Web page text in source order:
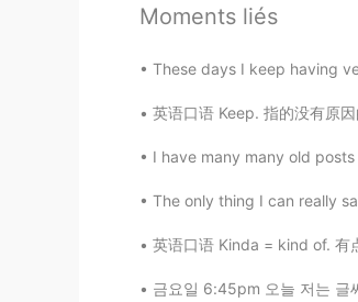
Re Rieko
Moments liés
These days I keep having
英语口语 Keep. 指的没有原
I have many many old
The only thing I can really
英语口语 Kinda = kind of. 有
금요일 6:45pm 오늘 저는 글